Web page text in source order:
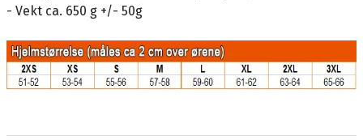
- Vekt ca. 650 g +/- 50g